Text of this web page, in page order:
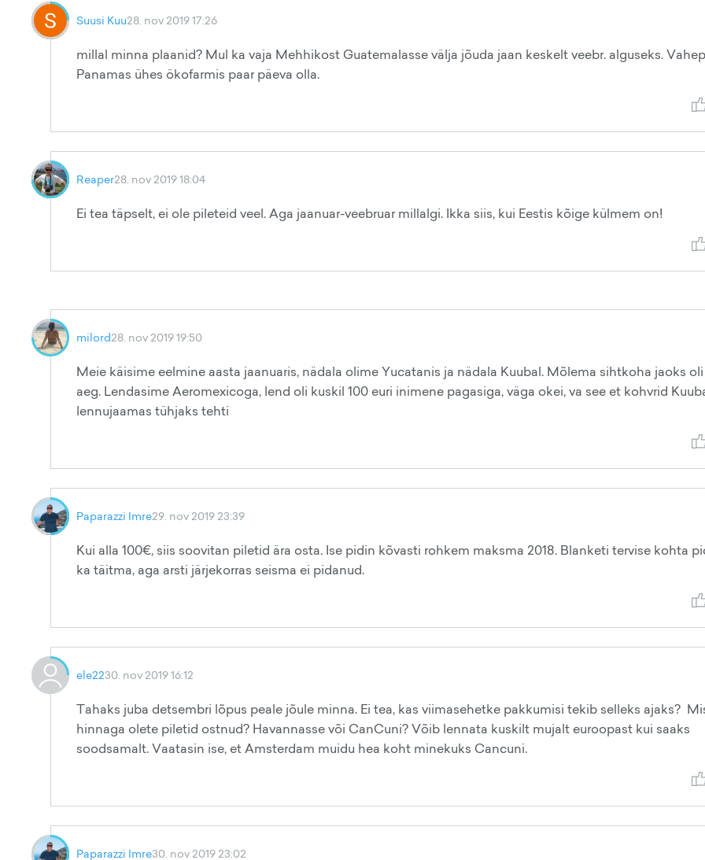
Suusi Kuu28. nov 2019 17:26
millal minna plaanid? Mul ka vaja Mehhikost Guatemalasse välja jõuda jaan keskelt veebr. alguseks.
Panamas ühes ökofarmis paar päeva olla.
Reaper28. nov 2019 18:04
Ei tea täpselt, ei ole pileteid veel. Aga jaanuar-veebruar millalgi. Ikka siis, kui Eestis kõige külmem on!
milord28. nov 2019 19:50
Meie käisime eelmine aasta jaanuaris, nädala olime Yucatanis ja nädala Kuubal. Mõlema sihtkoha jaoks oli
aeg. Lendasime Aeromexicoga, lend oli kuskil 100 euri inimene pagasiga, väga okei, va see et kohvrid
lennujaamas tühjaks tehti
Paparazzi Imre29. nov 2019 23:39
Kui alla 100€, siis soovitan piletid ära osta. Ise pidin kõvasti rohkem maksma 2018. Blanketi tervise kohta
ka täitma, aga arsti järjekorras seisma ei pidanud.
ele2230. nov 2019 16:12
Tahaks juba detsembri lõpus peale jõule minna. Ei tea, kas viimasehetke pakkumisi tekib selleks ajaks?
hinnaga olete piletid ostnud? Havannasse või CanCuni? Võib lennata kuskilt mujalt euroopast kui saaks
soodsamalt. Vaatasin ise, et Amsterdam muidu hea koht minekuks Cancuni.
Paparazzi Imre30. nov 2019 23:02